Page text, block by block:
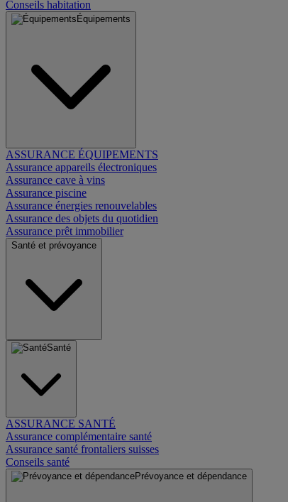
Conseils habitation
Équipements
ASSURANCE ÉQUIPEMENTS
Assurance appareils électroniques
Assurance cave à vins
Assurance piscine
Assurance énergies renouvelables
Assurance des objets du quotidien
Assurance prêt immobilier
Santé et prévoyance
Santé
ASSURANCE SANTÉ
Assurance complémentaire santé
Assurance santé frontaliers suisses
Conseils santé
Prévoyance et dépendance